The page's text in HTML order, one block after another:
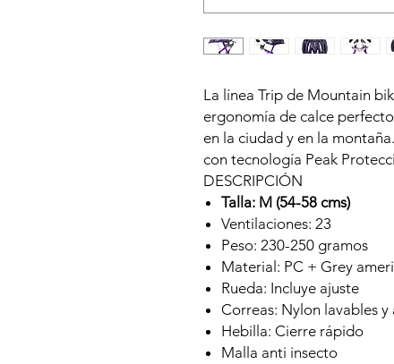
La línea Trip de Mountain
ergonomía de calce
en la ciudad y en la
con tecnología Peak
DESCRIPCIÓN
Talla: M (54-58 cms)
Ventilaciones: 23
Peso: 230-250 gramos
Material: PC + Grey
Rueda: Incluye ajuste
Correas: Nylon lavables y
Hebilla: Cierre rápido
Malla anti insecto